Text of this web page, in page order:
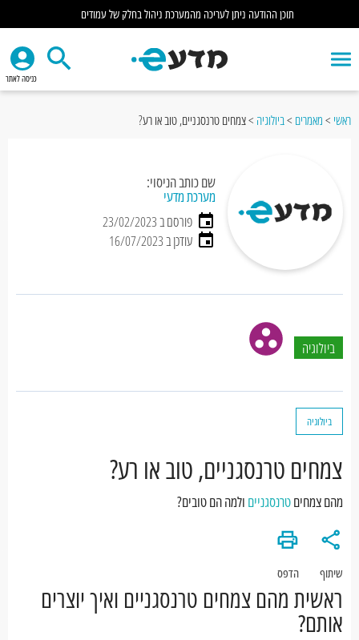
תוכן ההודעה ניתן לעריכה מהמערכת ניהול בחלק של עמודים
כניסה לאתר
ראשי >מאמרים >ביולוגיה >צמחים טרנסגניים, טוב או רע?
שם כותב הניסוי:
מערכת מדעי
פורסם ב 23/02/2023
עודכן ב 16/07/2023
ביולוגיה
ביולוגיה
צמחים טרנסגניים, טוב או רע?
מהם צמחיםטרנסגניים ולמה הם טובים?
שיתוף הדפס
ראשית מהם צמחים טרנסגניים ואיך יוצרים
אותם?